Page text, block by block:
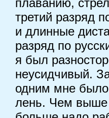
плаванию,
третий разряд
и длинные
разряд по
я был
неусидчивый.
одним мне было
лень. Чем выше